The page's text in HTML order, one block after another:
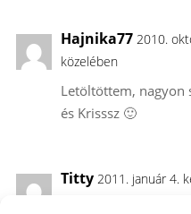
Hajnika77 2010.
közelében
Letöltöttem, nagyon
és Krisssz 🙂
Titty 2011. január 4.